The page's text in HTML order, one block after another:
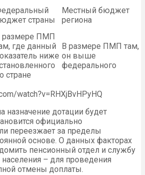
страны
Местный бюджет
региона
размере ПМП
где данный
ниже
стране
В размере ПМП там,
он выше
федерального
watch?v=RHXjBvHPyHQ
назначение дотации будет
официально
переезжает за пределы
основе. О данных факторах
пенсионный отдел и службу
– для проведения
отмены доплаты.